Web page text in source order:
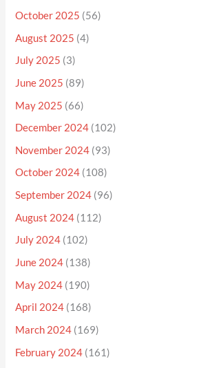
October 2025 (56)
August 2025 (4)
July 2025 (3)
June 2025 (89)
May 2025 (66)
December 2024 (102)
November 2024 (93)
October 2024 (108)
September 2024 (96)
August 2024 (112)
July 2024 (102)
June 2024 (138)
May 2024 (190)
April 2024 (168)
March 2024 (169)
February 2024 (161)